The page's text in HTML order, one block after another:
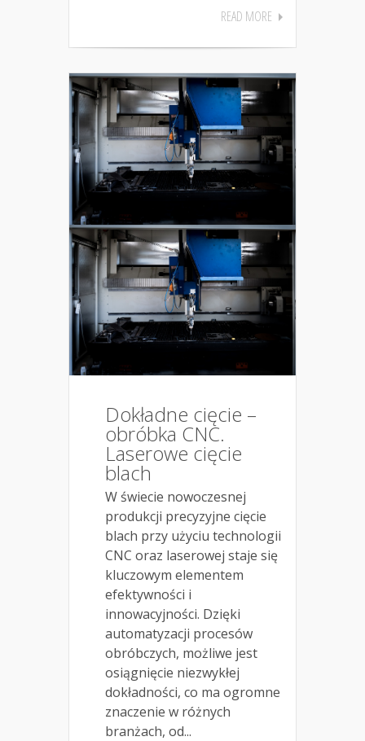
READ MORE
Dokładne cięcie –
obróbka CNC.
Laserowe cięcie
blach
W świecie nowoczesnej
produkcji precyzyjne cięcie
blach przy użyciu technologii
CNC oraz laserowej staje się
kluczowym elementem
efektywności i
innowacyjności. Dzięki
automatyzacji procesów
obróbczych, możliwe jest
osiągnięcie niezwykłej
dokładności, co ma ogromne
znaczenie w różnych
branżach, od...